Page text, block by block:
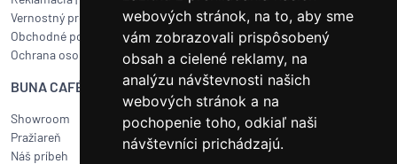
webových stránok, na to, aby sme
vám zobrazovali prispôsobený
obsah a cielené reklamy, na
analýzu návštevnosti našich
webových stránok a na
pochopenie toho, odkiaľ naši
návštevníci prichádzajú.
Vernostný program
Obchodné podmienky
Ochrana osobných údajov
Objednať servis
Ako pripraviť balík na prepravu?
Čistenie a údržba
BUNA CAFÉ
Showroom
Pražiareň
Náš príbeh
RÝCHLY KONTAKT
BUNA CAFÉ
Havlíčkovo náměstí 15/31
252 19 Rudná, CZ